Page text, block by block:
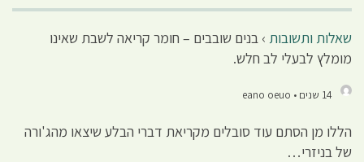
שאלות ותשובות › בנים שובבים – חומר קריאה לשבת שאינו
מומלץ לבעלי לב חלש.
14 שנים • eano oeuo
הללו מן הסתם עוד סובלים מקריאת דברי הבלע שיצאו מהג'ורה
של בניזרי…